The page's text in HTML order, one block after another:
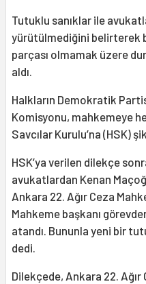
Tutuklu sanıklar ile
yürütülmediğini belirterek
parçası olmamak üzere
aldı.
Halkların Demokratik
Komisyonu, mahkemeye
Savcılar Kurulu’na (HSK)
HSK’ya verilen dilekçe
avukatlardan Kenan
Ankara 22. Ağır Ceza
Mahkeme başkanı
atandı. Bununla yeni bir
dedi.
Dilekçede, Ankara 22. Ağır